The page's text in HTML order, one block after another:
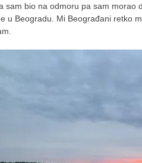
sam bio na odmoru pa sam morao
u Beogradu. Mi Beograđani retko